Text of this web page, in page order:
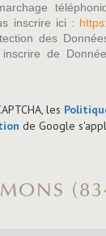
inscrire ici :
des
de
les
de Google